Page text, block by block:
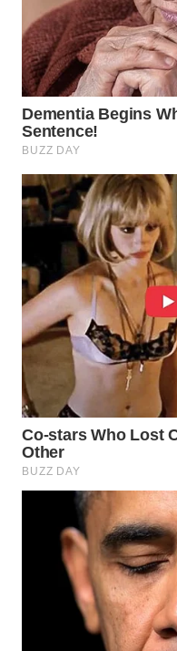
SUMEDANG
WN
CIANJUR
WN
KEPULAUAN
SERIBU
WN
TANGERANG
WN
BINJAI
CIREBON
INDRAMAYU
WN
KUNINGAN
WN
MAJALENGKA